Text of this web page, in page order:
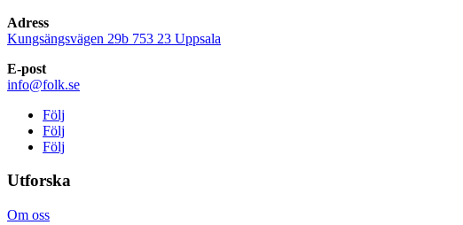
Adress
Kungsängsvägen 29b 753 23 Uppsala
E-post
info@folk.se
Följ
Följ
Följ
Utforska
Om oss